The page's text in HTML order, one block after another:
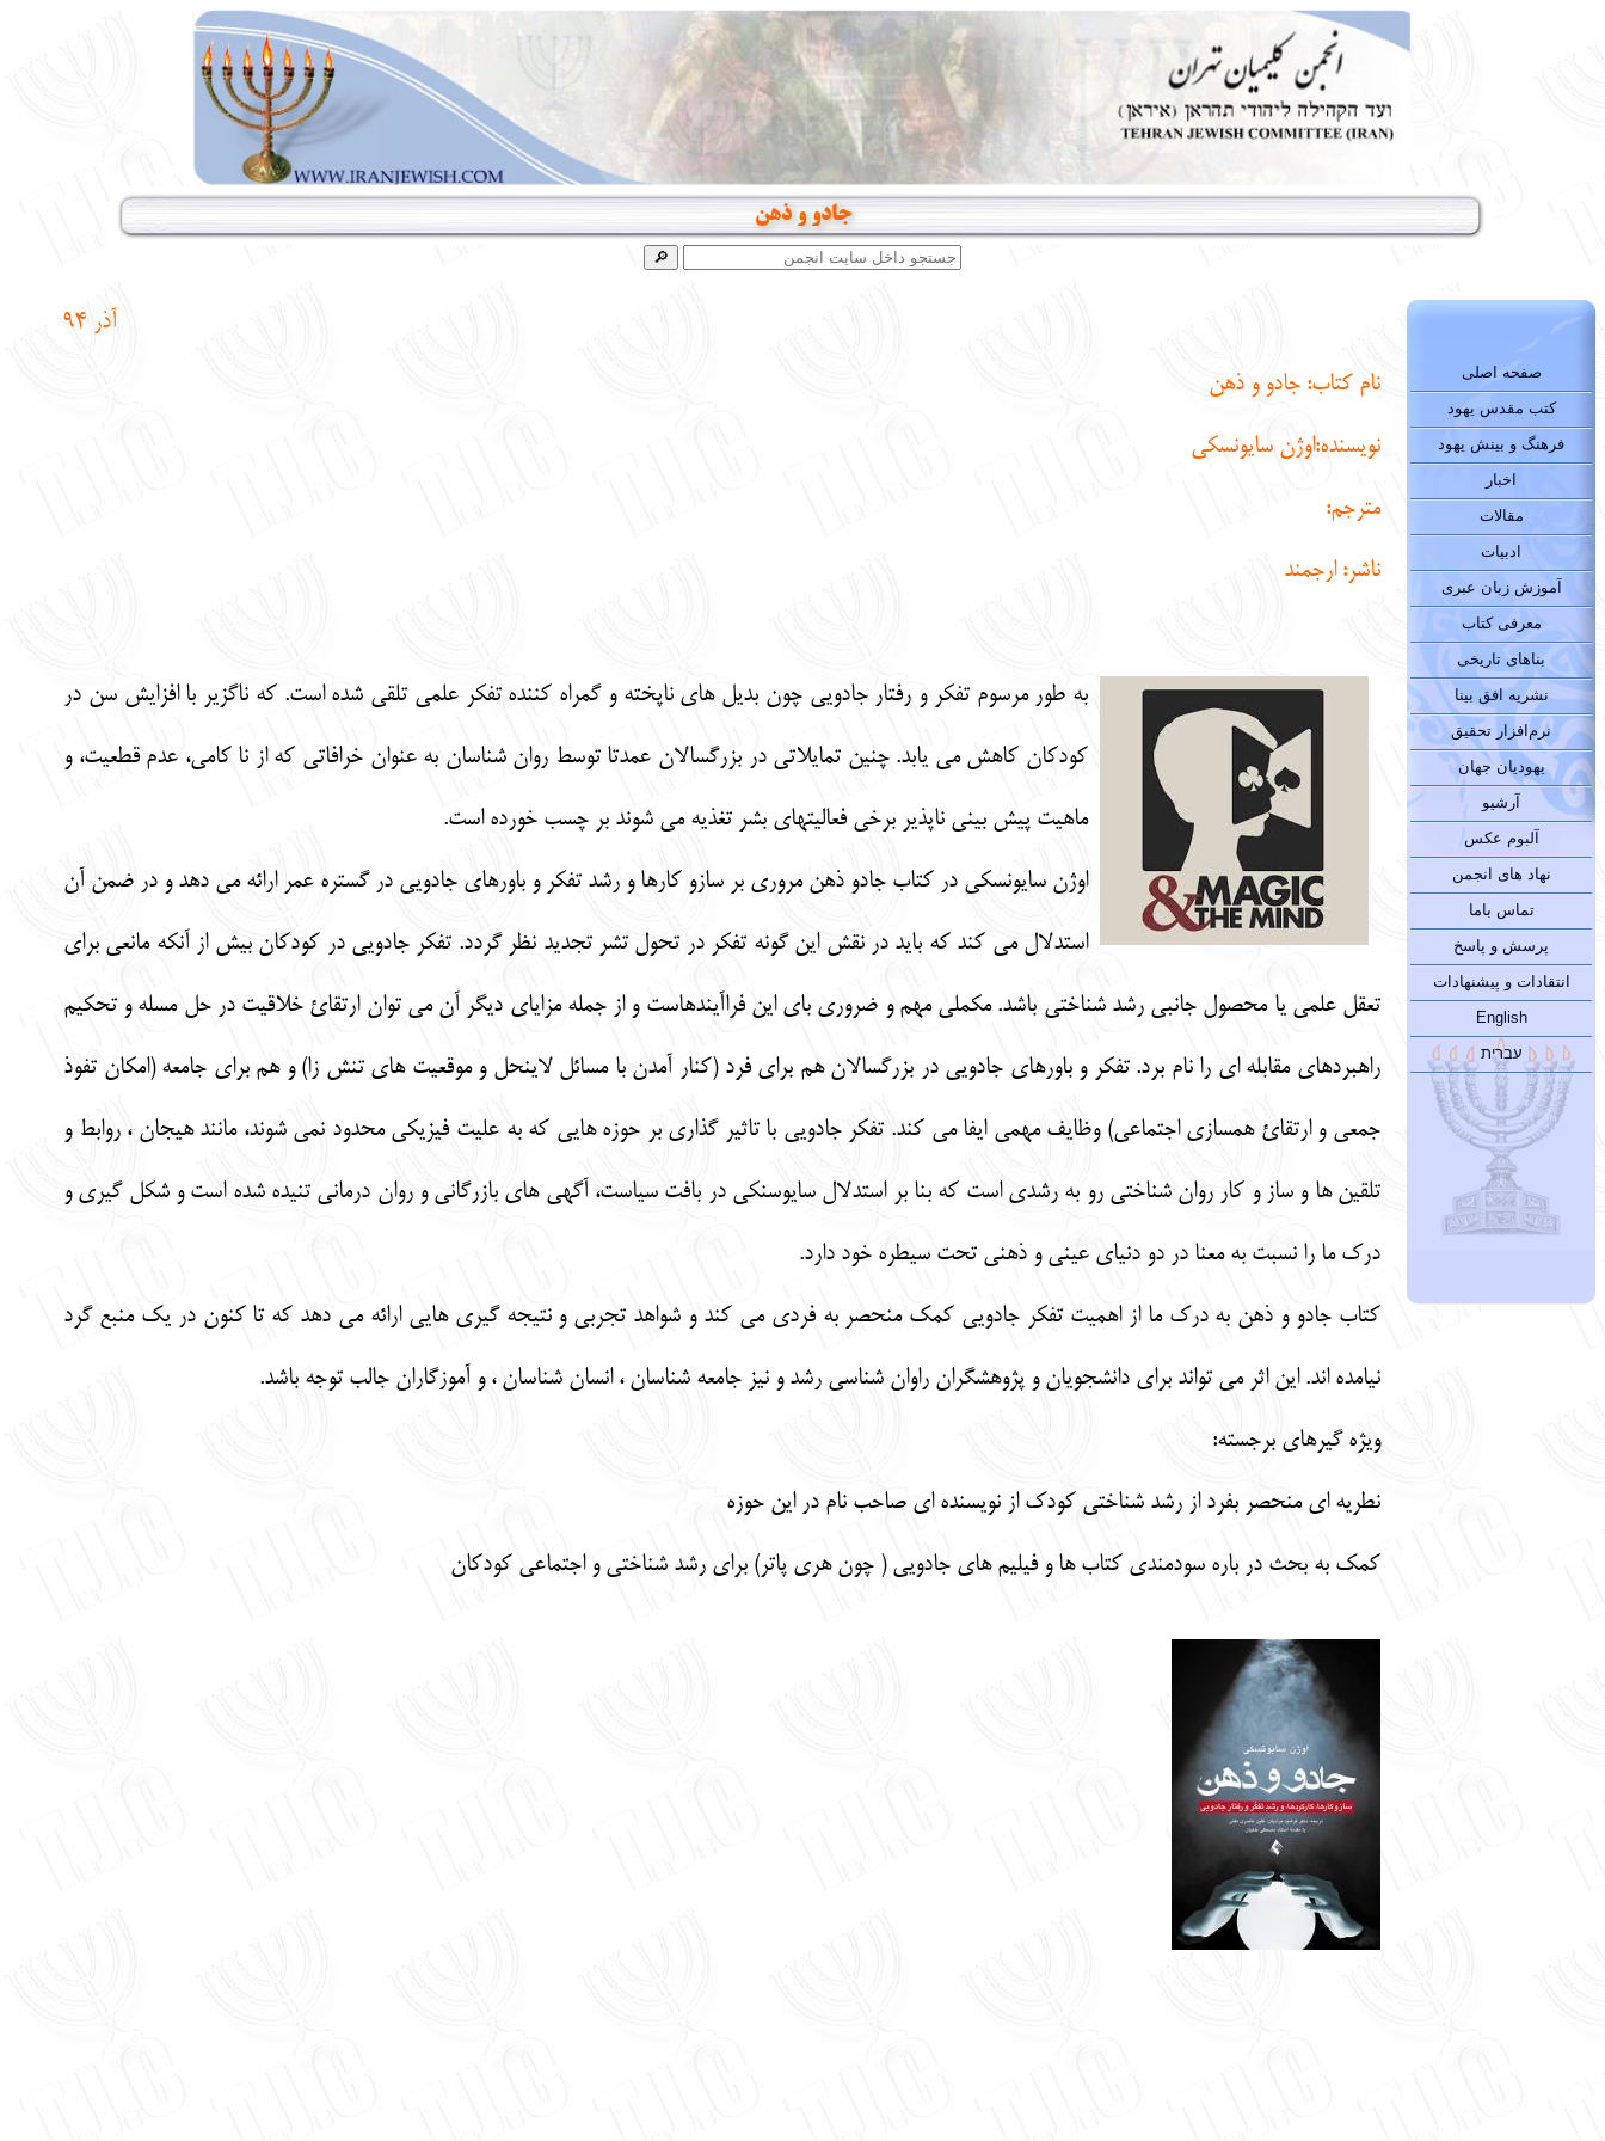
جادو و ذهن
صفحه اصلی
کتب مقدس یهود
فرهنگ و بینش یهود
اخبار
مقالات
ادبیات
آموزش زبان عبری
معرفی کتاب
بناهای تاریخی
نشریه افق بینا
نرم‌افزار تحقیق
یهودیان جهان
آرشیو
آلبوم عکس
نهاد های انجمن
تماس باما
پرسش و پاسخ
انتقادات و پیشنهادات
English
עברית
آذر 9 4
نام کتاب: جادو و ذهن
نويسنده:اوژن سایونسکی
مترجم:
ناشر:ارجمند
به طور مرسوم تفکر و رفتار جادویی چون بدیل های ناپخته و گمراه کننده تفکر علمی تلقی شده است. که ناگزیر با افزایش سن در
کودکان کاهش می یابد. چنین تمایلاتی در بزرگسالان عمدتا توسط روان شناسان به عنوان خرافاتی که از نا کامی، عدم قطعیت، و
ماهیت پیش بینی ناپذیر برخی فعالیتهای بشر تغذیه می شوند بر چسب خورده است.
اوژن سایونسکی در کتاب جادو ذهن مروری بر سازو کارها و رشد تفکر و باورهای جادویی در گستره عمر ارائه می دهد و در ضمن آن
استدلال می کند که باید در نقش این گونه تفکر در تحول تشر تجدید نظر گردد. تفکر جادویی در کودکان بیش از آنکه مانعی برای
تعقل علمی یا محصول جانبی رشد شناختی باشد. مکملی مهم و ضروری بای این فراآیندهاست و از جمله مزایای دیگر آن می توان ارتقائ خلاقیت در حل مسله و تحکیم
راهبردهای مقابله ای را نام برد. تفکر و باورهای جادویی در بزرگسالان هم برای فرد (کنار آمدن با مسائل لاینحل و موقعیت های تنش زا) و هم برای جامعه (امکان تفوذ
جمعی و ارتقائ همسازی اجتماعی) وظایف مهمی ایفا می کند. تفکر جادویی با تاثیر گذاری بر حوزه هایی که به علیت فیزیکی محدود نمی شوند، مانند هیجان ، روابط و
تلقین ها و ساز و کار روان شناختی رو به رشدی است که بنا بر استدلال سایوسنکی در بافت سیاست، آگهی های بازرگانی و روان درمانی تنیده شده است و شکل گیری و
درک ما را نسبت به معنا در دو دنیای عینی و ذهنی تحت سیطره خود دارد.
کتاب جادو و ذهن به درک ما از اهمیت تفکر جادویی کمک منحصر به فردی می کند و شواهد تجربی و نتیجه گیری هایی ارائه می دهد که تا کنون در یک منبع گرد
نیامده اند. این اثر می تواند برای دانشجویان و پژوهشگران راوان شناسی رشد و نیز جامعه شناسان ، انسان شناسان ، و آموزگاران جالب توجه باشد.
ویژه گیرهای برجسته:
نطریه ای منحصر بفرد از رشد شناختی کودک از نویسنده ای صاحب نام در این حوزه
کمک به بحث در باره سودمندی کتاب ها و فیلیم های جادویی ( چون هری پاتر) برای رشد شناختی و اجتماعی کودکان